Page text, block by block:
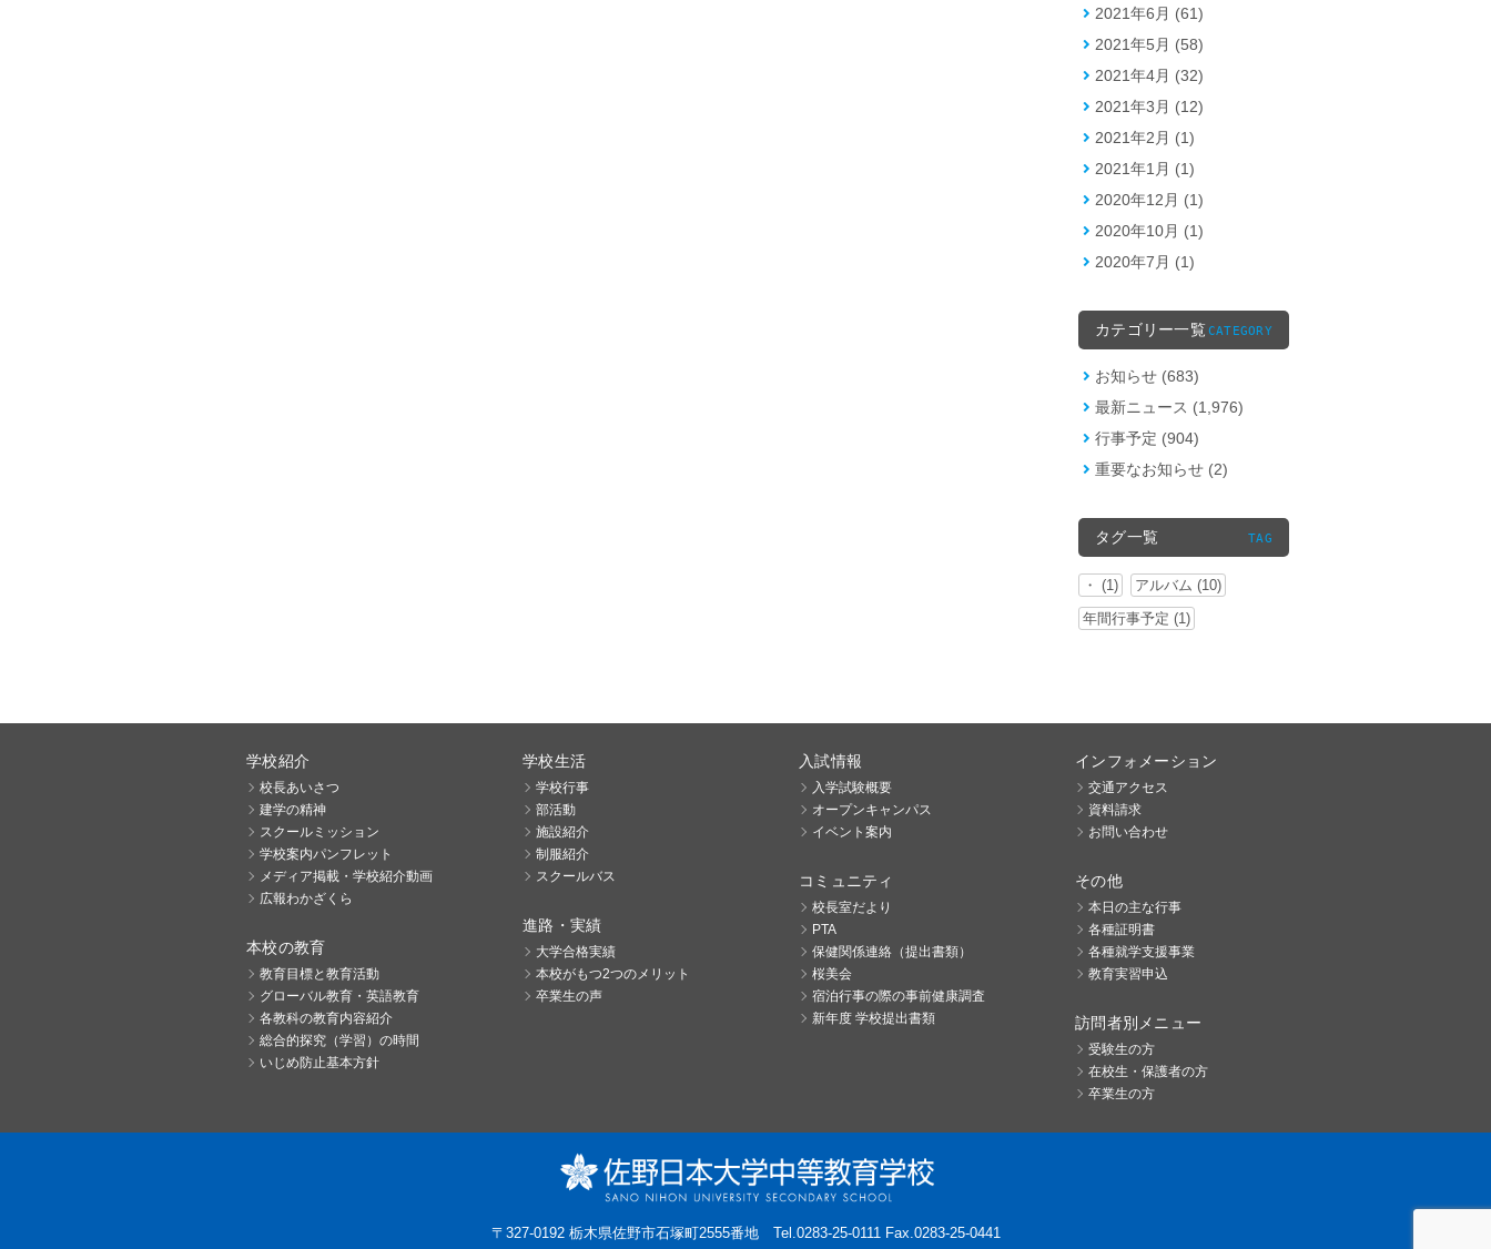
2021年6月 (61)
2021年5月 (58)
2021年4月 (32)
2021年3月 (12)
2021年2月 (1)
2021年1月 (1)
2020年12月 (1)
2020年10月 (1)
2020年7月 (1)
カテゴリー一覧 CATEGORY
お知らせ (683)
最新ニュース (1,976)
行事予定 (904)
重要なお知らせ (2)
タグ一覧 TAG
・ (1)
アルバム (10)
年間行事予定 (1)
学校紹介
校長あいさつ
建学の精神
スクールミッション
学校案内パンフレット
メディア掲載・学校紹介動画
広報わかざくら
本校の教育
教育目標と教育活動
グローバル教育・英語教育
各教科の教育内容紹介
総合的探究（学習）の時間
いじめ防止基本方針
学校生活
学校行事
部活動
施設紹介
制服紹介
スクールバス
進路・実績
大学合格実績
本校がもつ2つのメリット
卒業生の声
入試情報
入学試験概要
オープンキャンパス
イベント案内
コミュニティ
校長室だより
PTA
保健関係連絡（提出書類）
桜美会
宿泊行事の際の事前健康調査
新年度 学校提出書類
インフォメーション
交通アクセス
資料請求
お問い合わせ
その他
本日の主な行事
各種証明書
各種就学支援事業
教育実習申込
訪問者別メニュー
受験生の方
在校生・保護者の方
卒業生の方
〒327-0192 栃木県佐野市石塚町2555番地 Tel.0283-25-0111 Fax.0283-25-0441